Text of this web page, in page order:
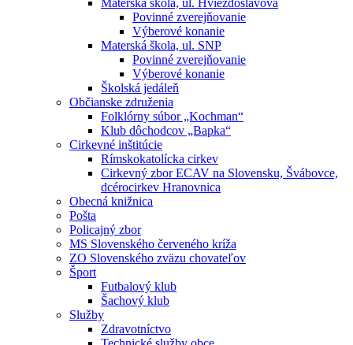
Materská škola, ul. Hviezdoslavova
Povinné zverejňovanie
Výberové konanie
Materská škola, ul. SNP
Povinné zverejňovanie
Výberové konanie
Školská jedáleň
Občianske združenia
Folklórny súbor „Kochman“
Klub dôchodcov „Bapka“
Cirkevné inštitúcie
Rímskokatolícka cirkev
Cirkevný zbor ECAV na Slovensku, Švábovce,
dcérocirkev Hranovnica
Obecná knižnica
Pošta
Policajný zbor
MS Slovenského červeného kríža
ZO Slovenského zväzu chovateľov
Šport
Futbalový klub
Šachový klub
Služby
Zdravotníctvo